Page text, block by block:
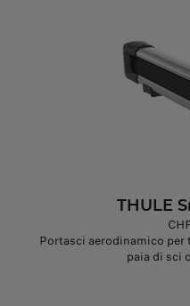
THULE
Portasci aerodinamico
paia di sci